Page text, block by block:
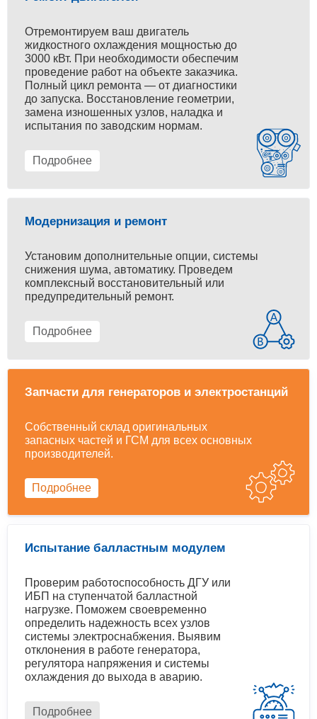
Отремонтируем ваш двигатель
жидкостного охлаждения мощностью до
3000 кВт. При необходимости обеспечим
проведение работ на объекте заказчика.
Полный цикл ремонта — от диагностики
до запуска. Восстановление геометрии,
замена изношенных узлов, наладка и
испытания по заводским нормам.
Подробнее
Модернизация и ремонт
Установим дополнительные опции, системы
снижения шума, автоматику. Проведем
комплексный восстановительный или
предупредительный ремонт.
Подробнее
Запчасти для генераторов и электростанций
Собственный склад оригинальных
запасных частей и ГСМ для всех основных
производителей.
Подробнее
Испытание балластным модулем
Проверим работоспособность ДГУ или
ИБП на ступенчатой балластной
нагрузке. Поможем своевременно
определить надежность всех узлов
системы электроснабжения. Выявим
отклонения в работе генератора,
регулятора напряжения и системы
охлаждения до выхода в аварию.
Подробнее